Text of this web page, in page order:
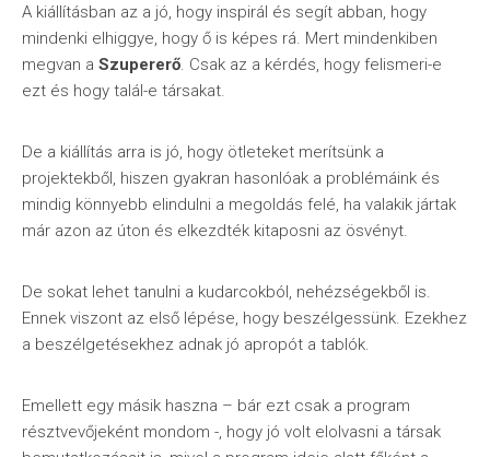
A kiállításban az a jó, hogy inspirál és segít abban, hogy
mindenki elhiggye, hogy ő is képes rá. Mert mindenkiben
megvan a Szupererő. Csak az a kérdés, hogy felismeri-e
ezt és hogy talál-e társakat.
De a kiállítás arra is jó, hogy ötleteket merítsünk a
projektekből, hiszen gyakran hasonlóak a problémáink és
mindig könnyebb elindulni a megoldás felé, ha valakik jártak
már azon az úton és elkezdték kitaposni az ösvényt.
De sokat lehet tanulni a kudarcokból, nehézségekből is.
Ennek viszont az első lépése, hogy beszélgessünk. Ezekhez
a beszélgetésekhez adnak jó apropót a tablók.
Emellett egy másik haszna – bár ezt csak a program
résztvevőjeként mondom -, hogy jó volt elolvasni a társak